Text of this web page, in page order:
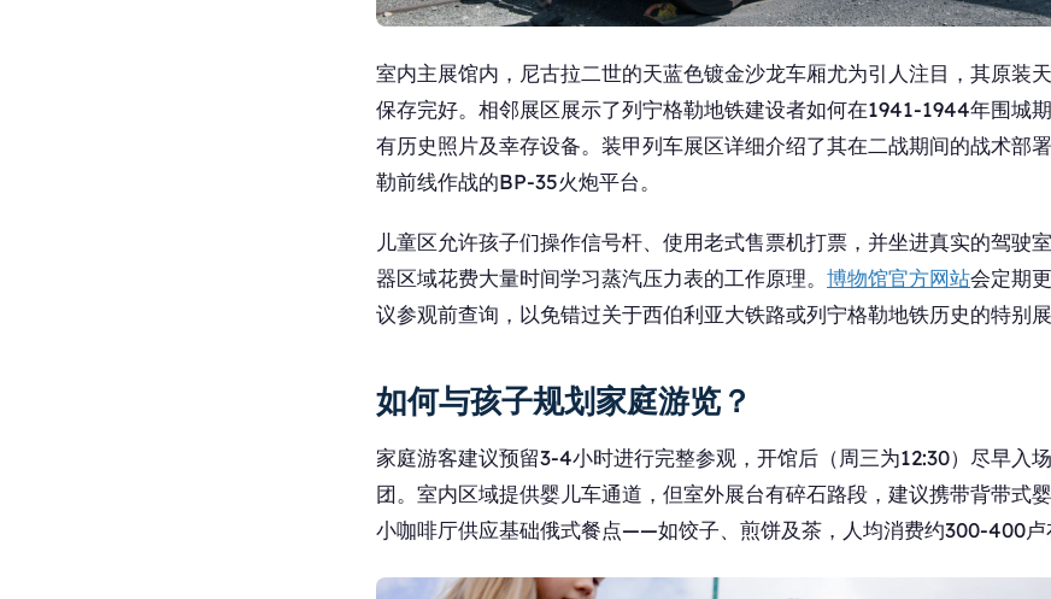
室内主展馆内，尼古拉二世的天蓝色镀金沙龙车厢尤为引人注目，其原装
保存完好。相邻展区展示了列宁格勒地铁建设者如何在1941-1944年围城
有历史照片及幸存设备。装甲列车展区详细介绍了其在二战期间的战术部
勒前线作战的BP-35火炮平台。
儿童区允许孩子们操作信号杆、使用老式售票机打票，并坐进真实的驾驶
器区域花费大量时间学习蒸汽压力表的工作原理。 博物馆官方网站会定期
议参观前查询，以免错过关于西伯利亚大铁路或列宁格勒地铁历史的特别展
如何与孩子规划家庭游览？
家庭游客建议预留3-4小时进行完整参观，开馆后（周三为12:30）尽早入
团。室内区域提供婴儿车通道，但室外展台有碎石路段，建议携带背带式
小咖啡厅供应基础俄式餐点——如饺子、煎饼及茶，人均消费约300-400卢